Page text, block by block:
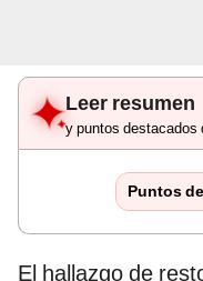
Leer resumen
y puntos destacados
Puntos
El hallazgo de